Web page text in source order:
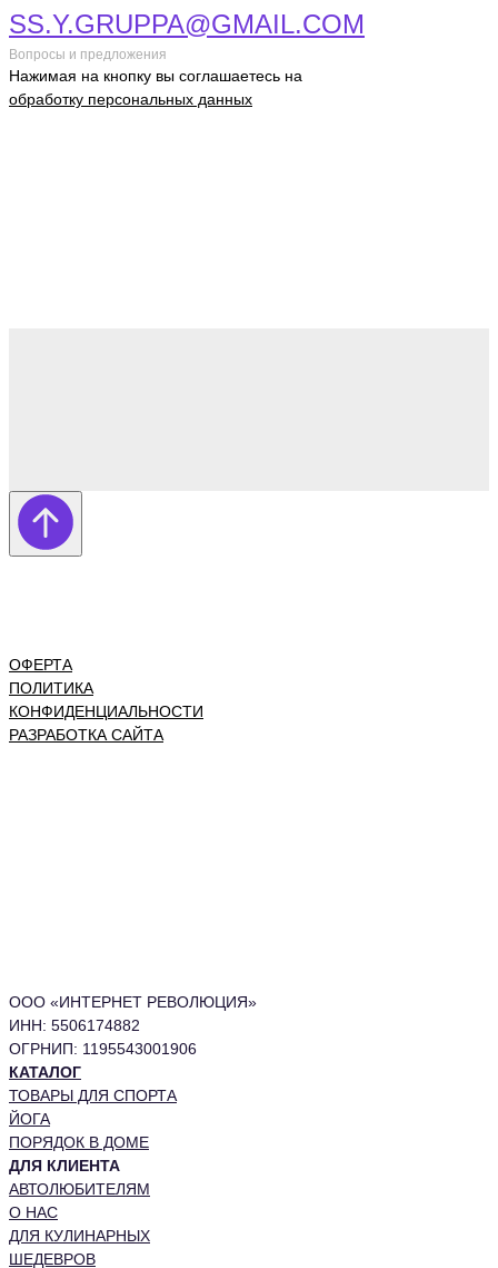
SS.Y.GRUPPA@GMAIL.COM
Вопросы и предложения
Нажимая на кнопку вы соглашаетесь на
обработку персональных данных
ООО «ИНТЕРНЕТ РЕВОЛЮЦИЯ»
ИНН: 5506174882
ОГРНИП: 1195543001906
КАТАЛОГ
ТОВАРЫ ДЛЯ СПОРТА
ЙОГА
ПОРЯДОК В ДОМЕ
ДЛЯ КЛИЕНТА
АВТОЛЮБИТЕЛЯМ
О НАС
ДЛЯ КУЛИНАРНЫХ
ШЕДЕВРОВ
ОФЕРТА
ПОЛИТИКА
КОНФИДЕНЦИАЛЬНОСТИ
РАЗРАБОТКА САЙТА